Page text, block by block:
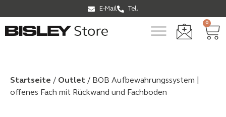
E-Mail Tel.
0
Startseite / Outlet / BOB Aufbewahrungssystem |
offenes Fach mit Rückwand und Fachboden